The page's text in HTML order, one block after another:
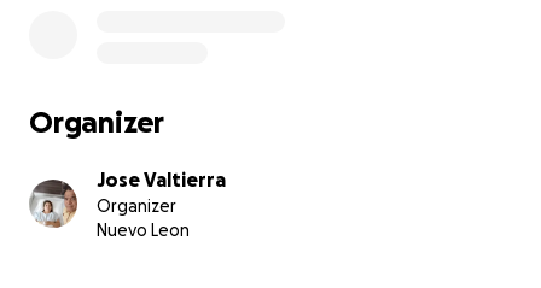
Organizer
Jose Valtierra
Organizer
Nuevo Leon